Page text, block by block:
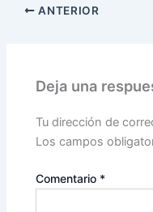
ANTERIOR
Deja una
Tu dirección de
Los campos
Comentario *